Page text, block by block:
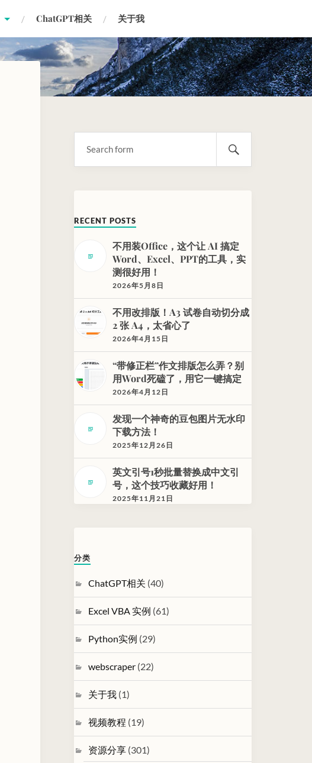
ChatGPT相关 关于我
RECENT POSTS
不用装Office，这个让 AI 搞定
Word、Excel、PPT的工具，实
测很好用！
2026年5月8日
不用改排版！A3 试卷自动切分成
2 张 A4，太省心了
2026年4月15日
“带修正栏”作文排版怎么弄？别
用Word死磕了，用它一键搞定
2026年4月12日
发现一个神奇的豆包图片无水印
下载方法！
2025年12月26日
英文引号1秒批量替换成中文引
号，这个技巧收藏好用！
2025年11月21日
分类
ChatGPT相关 (40)
Excel VBA 实例 (61)
Python实例 (29)
webscraper (22)
关于我 (1)
视频教程 (19)
资源分享 (301)